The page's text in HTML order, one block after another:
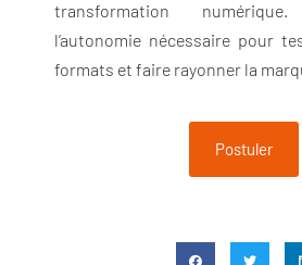
transformation
l’autonomie nécessaire pour
formats et faire rayonner la
Postuler